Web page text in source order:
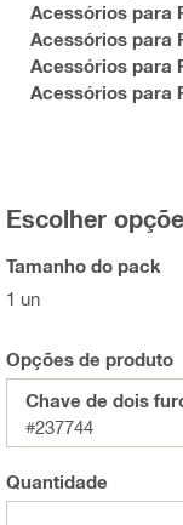
Acessórios para
Acessórios para
Acessórios para
Acessórios para
Escolher
Tamanho do pack
1 un
Opções de produto
Chave de dois
#237744
Quantidade